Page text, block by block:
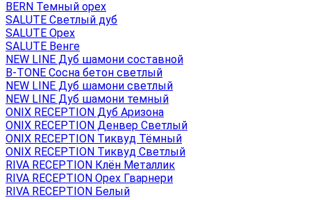
BERN Темный орех
SALUTE Светлый дуб
SALUTE Орех
SALUTE Венге
NEW LINE Дуб шамони составной
B-TONE Сосна бетон светлый
NEW LINE Дуб шамони светлый
NEW LINE Дуб шамони темный
ONIX RECEPTION Дуб Аризона
ONIX RECEPTION Денвер Светлый
ONIX RECEPTION Тиквуд Тёмный
ONIX RECEPTION Тиквуд Светлый
RIVA RECEPTION Клён Металлик
RIVA RECEPTION Орех Гварнери
RIVA RECEPTION Белый